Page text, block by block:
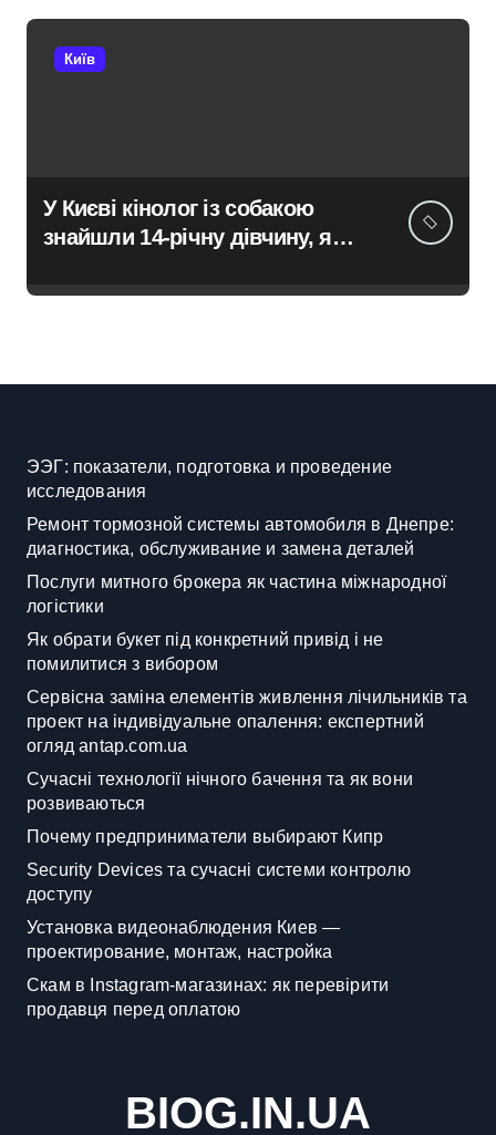
частин Київщини та інших
областей
Київ
У Києві кінолог із собакою
знайшли 14-річну дівчину, яка
конфлікту
ЭЭГ: показатели, подготовка и проведение
исследования
Ремонт тормозной системы автомобиля в Днепре:
диагностика, обслуживание и замена деталей
Послуги митного брокера як частина міжнародної
логістики
Як обрати букет під конкретний привід і не
помилитися з вибором
Сервісна заміна елементів живлення лічильників та
проект на індивідуальне опалення: експертний
огляд antap.com.ua
Сучасні технології нічного бачення та як вони
розвиваються
Почему предприниматели выбирают Кипр
Security Devices та сучасні системи контролю
доступу
Установка видеонаблюдения Киев —
проектирование, монтаж, настройка
Скам в Instagram-магазинах: як перевірити
продавця перед оплатою
BIOG.IN.UA